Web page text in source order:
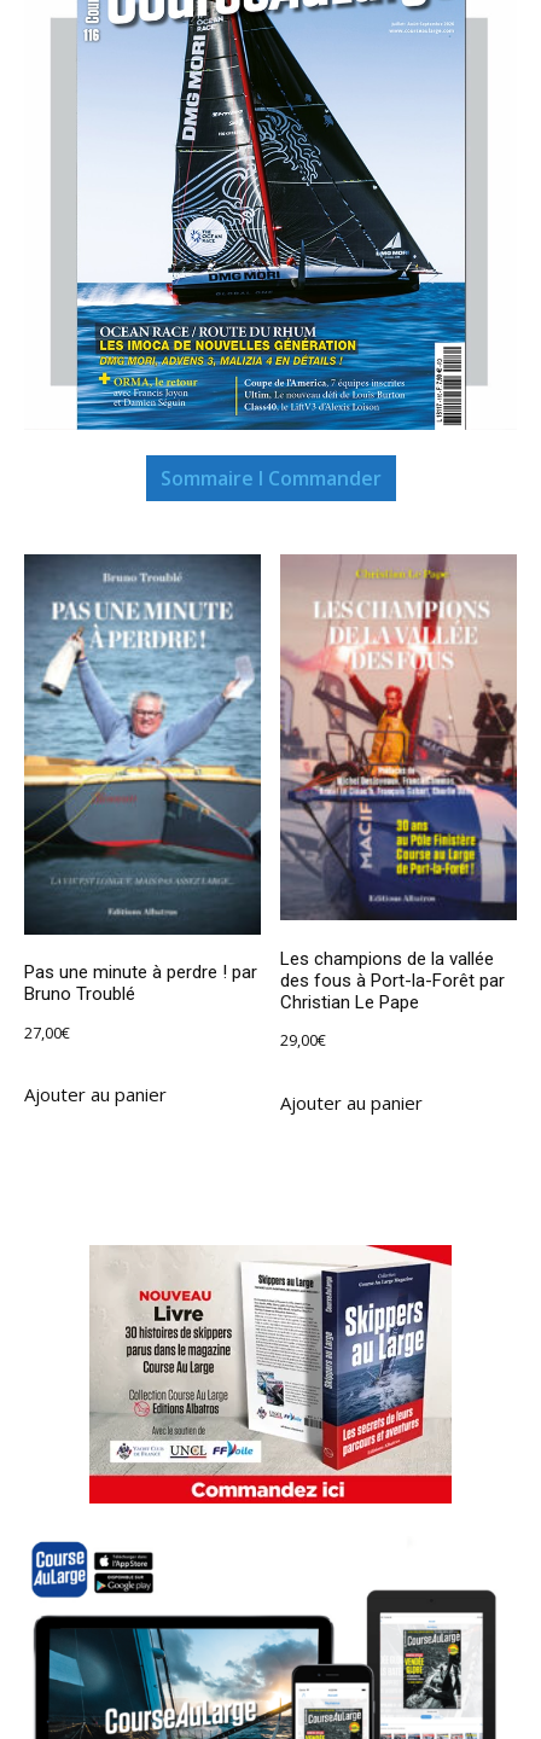
Sommaire I Commander
Pas une minute à perdre ! par
Bruno Troublé
27,00€
Ajouter au panier
Les champions de la vallée
des fous à Port-la-Forêt par
Christian Le Pape
29,00€
Ajouter au panier